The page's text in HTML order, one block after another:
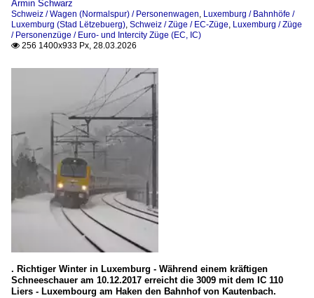
Armin Schwarz
Schweiz / Wagen (Normalspur) / Personenwagen, Luxemburg / Bahnhöfe /
Luxemburg (Stad Lëtzebuerg), Schweiz / Züge / EC-Züge, Luxemburg / Züge
/ Personenzüge / Euro- und Intercity Züge (EC, IC)
 256 1400x933 Px, 28.03.2026
. Richtiger Winter in Luxemburg - Während einem kräftigen
Schneeschauer am 10.12.2017 erreicht die 3009 mit dem IC 110
Liers - Luxembourg am Haken den Bahnhof von Kautenbach.